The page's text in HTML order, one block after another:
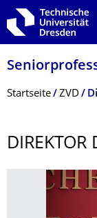
Zur
Zur Suche springen
Zum Inhalt springen
Breadcrumb-Menü
Startseite ZVD
DIREKTOR